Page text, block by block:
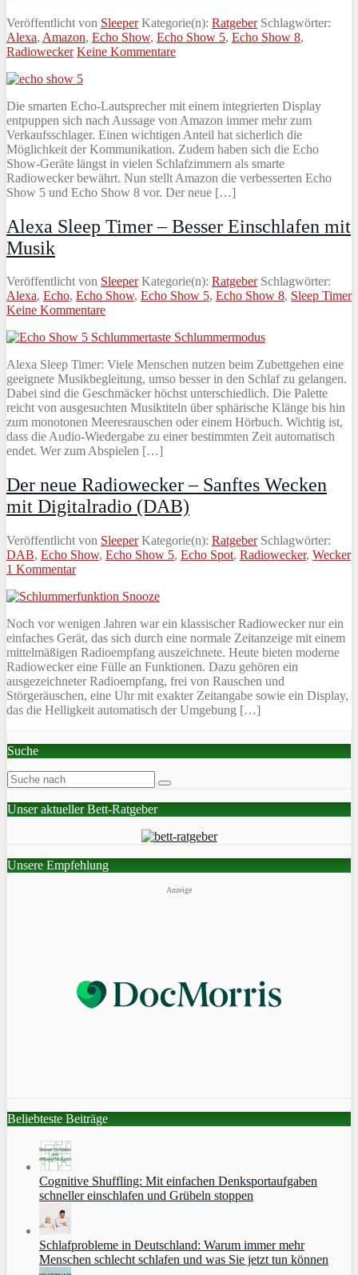
Veröffentlicht von Sleeper Kategorie(n): RatgeberSchlagwörter:
Alexa, Amazon, Echo Show, Echo Show 5, Echo Show 8,
Radiowecker Keine Kommentare
Die smarten Echo-Lautsprecher mit einem integrierten Display
entpuppen sich nach Aussage von Amazon immer mehr zum
Verkaufsschlager. Einen wichtigen Anteil hat sicherlich die
Möglichkeit der Kommunikation. Zudem haben sich die Echo
Show-Geräte längst in vielen Schlafzimmern als smarte
Radiowecker bewährt. Nun stellt Amazon die verbesserten Echo
Show 5 und Echo Show 8 vor. Der neue […]
Alexa Sleep Timer – Besser Einschlafen mit
Musik
Veröffentlicht von Sleeper Kategorie(n): RatgeberSchlagwörter:
Alexa, Echo, Echo Show, Echo Show 5, Echo Show 8, Sleep Timer
Keine Kommentare
Alexa Sleep Timer: Viele Menschen nutzen beim Zubettgehen eine
geeignete Musikbegleitung, umso besser in den Schlaf zu gelangen.
Dabei sind die Geschmäcker höchst unterschiedlich. Die Palette
reicht von ausgesuchten Musiktiteln über sphärische Klänge bis hin
zum monotonen Meeresrauschen oder einem Hörbuch. Wichtig ist,
dass die Audio-Wiedergabe zu einer bestimmten Zeit automatisch
endet. Wer zum Abspielen […]
Der neue Radiowecker – Sanftes Wecken
mit Digitalradio (DAB)
Veröffentlicht von Sleeper Kategorie(n): RatgeberSchlagwörter:
DAB, Echo Show, Echo Show 5, Echo Spot, Radiowecker, Wecker
1 Kommentar
Noch vor wenigen Jahren war ein klassischer Radiowecker nur ein
einfaches Gerät, das sich durch eine normale Zeitanzeige mit einem
mittelmäßigen Radioempfang auszeichnete. Heute bieten moderne
Radiowecker eine Fülle an Funktionen. Dazu gehören ein
ausgezeichneter Radioempfang, frei von Rauschen und
Störgeräuschen, eine Uhr mit exakter Zeitangabe sowie ein Display,
das die Helligkeit automatisch der Umgebung […]
Suche
Unser aktueller Bett-Ratgeber
Unsere Empfehlung
Anzeige
Beliebteste Beiträge
Cognitive Shuffling: Mit einfachen Denksportaufgaben
schneller einschlafen und Grübeln stoppen
Schlafprobleme in Deutschland: Warum immer mehr
Menschen schlecht schlafen und was Sie jetzt tun können